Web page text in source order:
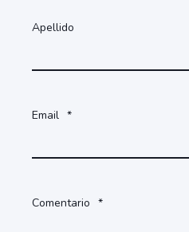
Apellido
Email *
Comentario *